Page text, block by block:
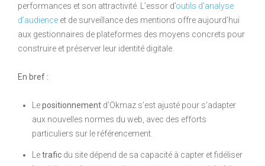
performances et son attractivité. L’essor d’outils d’analyse
d’audience et de surveillance des mentions offre aujourd’hui
aux gestionnaires de plateformes des moyens concrets pour
construire et préserver leur identité digitale.
En bref :
Lepositionnement d’Okmaz s’est ajusté pour s’adapter
aux nouvelles normes du web, avec des efforts
particuliers sur le référencement.
Letrafic du site dépend de sa capacité à capter et fidéliser